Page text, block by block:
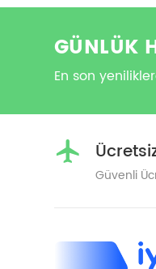
GÜNLÜK
En son
Güvenli